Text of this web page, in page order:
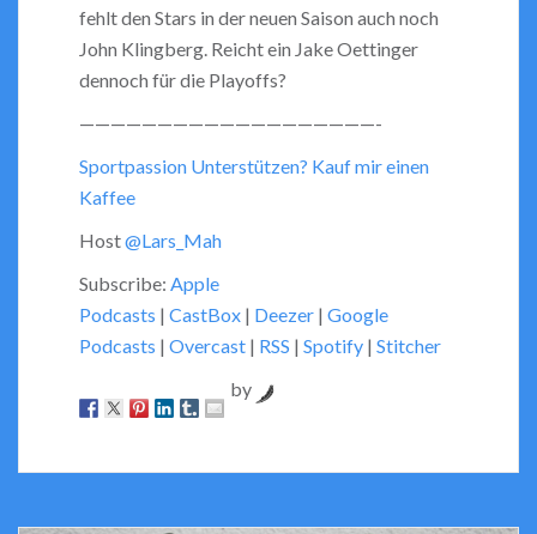
fehlt den Stars in der neuen Saison auch noch
John Klingberg. Reicht ein Jake Oettinger
dennoch für die Playoffs?
———————————————————-
Sportpassion Unterstützen? Kauf mir einen
Kaffee
Host@Lars_Mah
Subscribe: Apple
Podcasts | CastBox | Deezer | Google
Podcasts | Overcast | RSS | Spotify | Stitcher
by